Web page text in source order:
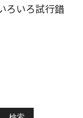
ろいろ試行錯